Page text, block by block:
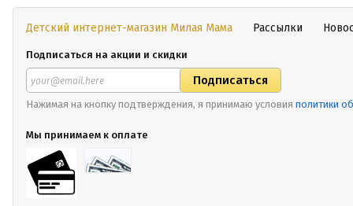
Детский интернет-магазин Милая Мама Рассылки
Подписаться на акции и скидки
Нажимая на кнопку подтверждения, я принимаю условия политики
Мы принимаем к оплате